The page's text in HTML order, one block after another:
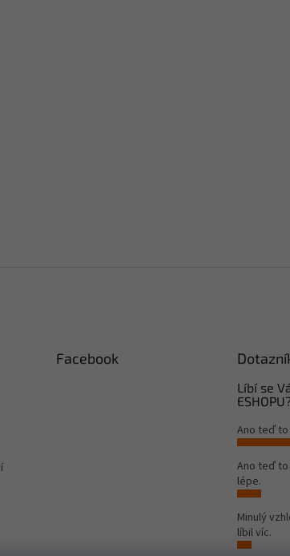
Facebook
Líbí se
Ano teď
Ano teď
lépe.
Minulý
líbil víc.